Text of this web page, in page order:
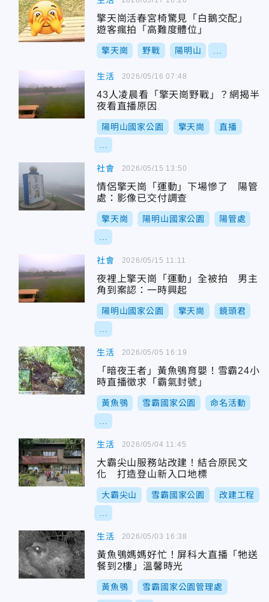
擎天崗活春宮椅驚見「白鵝交配」
遊客瘋拍「高難度體位」
擎天崗 野戰 陽明山
生活
43人凌晨看「擎天崗野戰」？網揭半
夜看直播原因
陽明山國家公園 擎天崗 直播
2026/05/16 07:48
社會
情侶擎天崗「運動」下場慘了 陽管
處：影像已交付調查
擎天崗 陽明山國家公園 陽管處
2026/05/15 13:50
社會
夜裡上擎天崗「運動」全被拍 男主
角到案認：一時興起
陽明山國家公園 擎天崗 鏡頭君
2026/05/15 11:11
生活
「暗夜王者」黃魚鴞育嬰！雪霸24小
時直播徵求「霸氣封號」
黃魚鴞 雪霸國家公園 命名活動
2026/05/05 16:19
生活
大霸尖山服務站改建！結合原民文
化 打造登山新入口地標
大霸尖山 雪霸國家公園 改建工程
2026/05/04 11:45
生活
黃魚鴞媽媽好忙！屏科大直播「牠送
餐到2樓」溫馨時光
黃魚鴞 雪霸國家公園管理處
2026/05/03 16:38